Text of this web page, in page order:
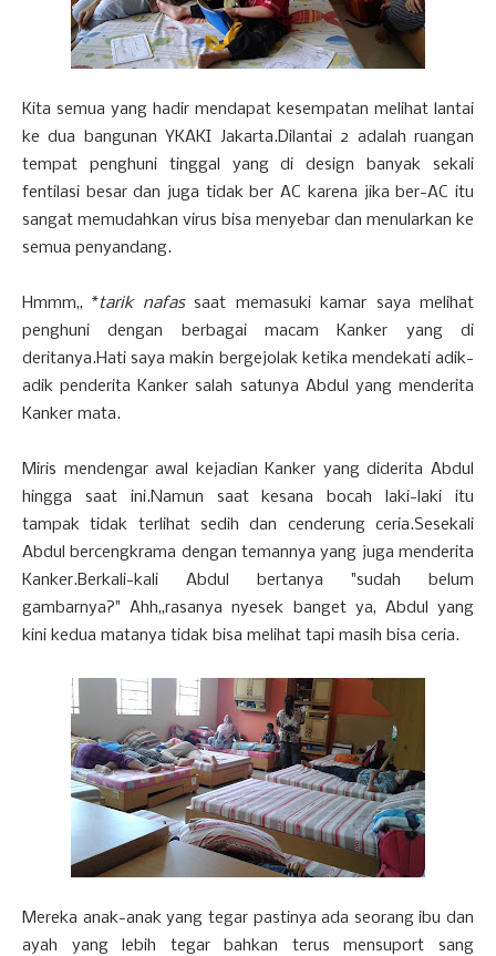
Kita semua yang hadir mendapat kesempatan melihat lantai
ke dua bangunan YKAKI Jakarta.Dilantai 2 adalah ruangan
tempat penghuni tinggal yang di design banyak sekali
fentilasi besar dan juga tidak ber AC karena jika ber-AC itu
sangat memudahkan virus bisa menyebar dan menularkan ke
semua penyandang.
Hmmm,, *tarik nafassaat memasuki kamar saya melihat
penghuni dengan berbagai macam Kanker yang di
deritanya.Hati saya makin bergejolak ketika mendekati adik-
adik penderita Kanker salah satunya Abdul yang menderita
Kanker mata.
Miris mendengar awal kejadian Kanker yang diderita Abdul
hingga saat ini.Namun saat kesana bocah laki-laki itu
tampak tidak terlihat sedih dan cenderung ceria.Sesekali
Abdul bercengkrama dengan temannya yang juga menderita
Kanker.Berkali-kali Abdul bertanya "sudah belum
gambarnya?" Ahh,,rasanya nyesek banget ya, Abdul yang
kini kedua matanya tidak bisa melihat tapi masih bisa ceria.
Mereka anak-anak yang tegar pastinya ada seorang ibu dan
ayah yang lebih tegar bahkan terus mensuport sang